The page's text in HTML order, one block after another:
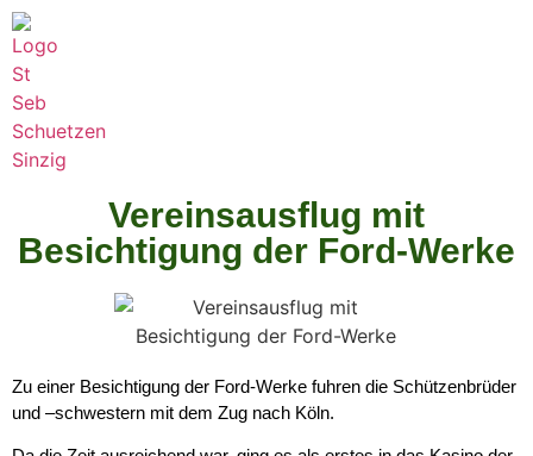
Vereinsausflug mit
Besichtigung der Ford-Werke
Zu einer Besichtigung der Ford-Werke fuhren die Schützenbrüder
und –schwestern mit dem Zug nach Köln.